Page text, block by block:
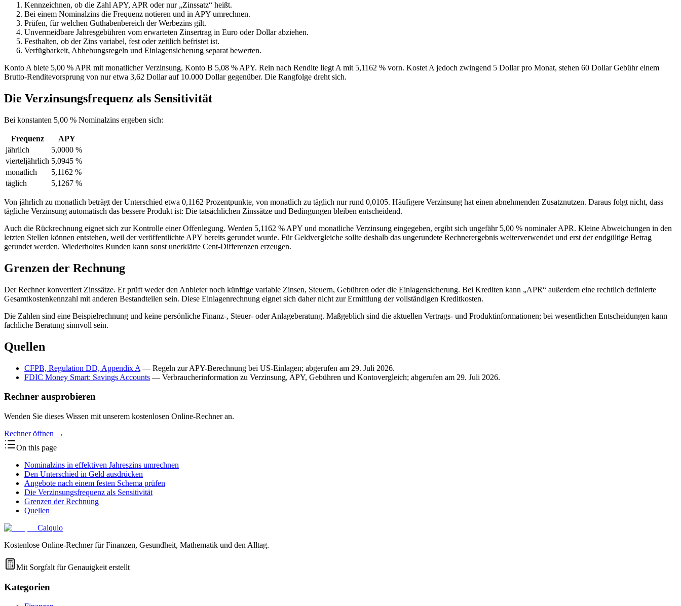
Kennzeichnen, ob die Zahl APY, APR oder nur „Zinssatz“ heißt.
Bei einem Nominalzins die Frequenz notieren und in APY umrechnen.
Prüfen, für welchen Guthabenbereich der Werbezins gilt.
Unvermeidbare Jahresgebühren vom erwarteten Zinsertrag in Euro oder Dollar abziehen.
Festhalten, ob der Zins variabel, fest oder zeitlich befristet ist.
Verfügbarkeit, Abhebungsregeln und Einlagensicherung separat bewerten.
Konto A biete 5,00 % APR mit monatlicher Verzinsung, Konto B 5,08 % APY. Rein nach Rendite liegt A mit 5,1162 % vorn. Kostet A jedoch zwingend 5 Dollar pro Monat, stehen 60 Dollar Gebühr einem
Brutto-Renditevorsprung von nur etwa 3,62 Dollar auf 10.000 Dollar gegenüber. Die Rangfolge dreht sich.
Die Verzinsungsfrequenz als Sensitivität
Bei konstanten 5,00 % Nominalzins ergeben sich:
Frequenz
APY
jährlich
5,0000 %
vierteljährlich 5,0945 %
monatlich
5,1162 %
täglich
5,1267 %
Von jährlich zu monatlich beträgt der Unterschied etwa 0,1162 Prozentpunkte, von monatlich zu täglich nur rund 0,0105. Häufigere Verzinsung hat einen abnehmenden Zusatznutzen. Daraus folgt nicht, dass
tägliche Verzinsung automatisch das bessere Produkt ist: Die tatsächlichen Zinssätze und Bedingungen bleiben entscheidend.
Auch die Rückrechnung eignet sich zur Kontrolle einer Offenlegung. Werden 5,1162 % APY und monatliche Verzinsung eingegeben, ergibt sich ungefähr 5,00 % nominaler APR. Kleine Abweichungen in den
letzten Stellen können entstehen, weil der veröffentlichte APY bereits gerundet wurde. Für Geldvergleiche sollte deshalb das ungerundete Rechnerergebnis weiterverwendet und erst der endgültige Betrag
gerundet werden. Wiederholtes Runden kann sonst unerklärte Cent-Differenzen erzeugen.
Grenzen der Rechnung
Der Rechner konvertiert Zinssätze. Er prüft weder den Anbieter noch künftige variable Zinsen, Steuern, Gebühren oder die Einlagensicherung. Bei Krediten kann „APR“ außerdem eine rechtlich definierte
Gesamtkostenkennzahl mit anderen Bestandteilen sein. Diese Einlagenrechnung eignet sich daher nicht zur Ermittlung der vollständigen Kreditkosten.
Die Zahlen sind eine Beispielrechnung und keine persönliche Finanz-, Steuer- oder Anlageberatung. Maßgeblich sind die aktuellen Vertrags- und Produktinformationen; bei wesentlichen Entscheidungen kann
fachliche Beratung sinnvoll sein.
Quellen
CFPB, Regulation DD, Appendix A — Regeln zur APY-Berechnung bei US-Einlagen; abgerufen am 29. Juli 2026.
FDIC Money Smart: Savings Accounts — Verbraucherinformation zu Verzinsung, APY, Gebühren und Kontovergleich; abgerufen am 29. Juli 2026.
Rechner ausprobieren
Wenden Sie dieses Wissen mit unserem kostenlosen Online-Rechner an.
Rechner öffnen →
On this page
Nominalzins in effektiven Jahreszins umrechnen
Den Unterschied in Geld ausdrücken
Angebote nach einem festen Schema prüfen
Die Verzinsungsfrequenz als Sensitivität
Grenzen der Rechnung
Quellen
Calquio
Kostenlose Online-Rechner für Finanzen, Gesundheit, Mathematik und den Alltag.
Mit Sorgfalt für Genauigkeit erstellt
Kategorien